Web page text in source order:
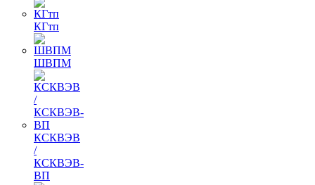
КГтп
ШВПМ
КСКВЭВ
/
КСКВЭВ-
ВП